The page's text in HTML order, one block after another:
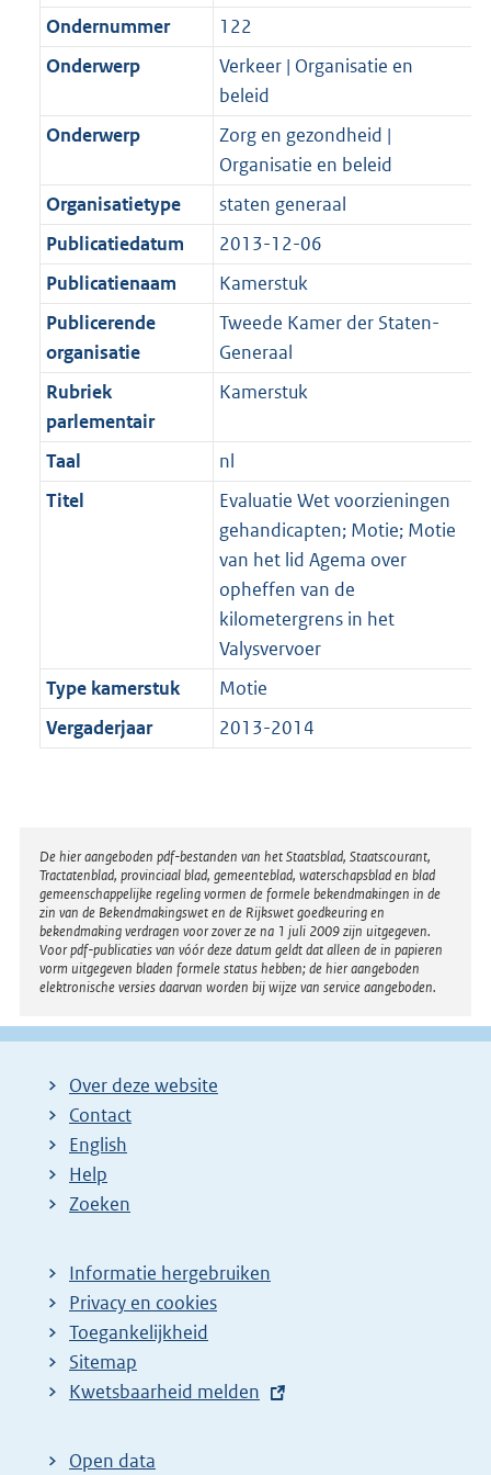
Ondernummer
122
Onderwerp
Verkeer | Organisatie en
beleid
Onderwerp
Zorg en gezondheid |
Organisatie en beleid
Organisatietype
staten generaal
Publicatiedatum
2013-12-06
Publicatienaam
Kamerstuk
Publicerende
organisatie
Tweede Kamer der Staten-
Generaal
Rubriek
parlementair
Kamerstuk
Taal
nl
Titel
Evaluatie Wet voorzieningen
gehandicapten; Motie; Motie
van het lid Agema over
opheffen van de
kilometergrens in het
Valysvervoer
Type kamerstuk
Motie
Vergaderjaar
2013-2014
Disclaimer
De hier aangeboden pdf-bestanden van het Staatsblad, Staatscourant,
Tractatenblad, provinciaal blad, gemeenteblad, waterschapsblad en blad
gemeenschappelijke regeling vormen de formele bekendmakingen in de
zin van de Bekendmakingswet en de Rijkswet goedkeuring en
bekendmaking verdragen voor zover ze na 1 juli 2009 zijn uitgegeven.
Voor pdf-publicaties van vóór deze datum geldt dat alleen de in papieren
vorm uitgegeven bladen formele status hebben; de hier aangeboden
elektronische versies daarvan worden bij wijze van service aangeboden.
Over deze website
Contact
English
Help
Zoeken
Informatie hergebruiken
Privacy en cookies
Toegankelijkheid
Sitemap
E
t
Kwetsbaarheid melden
Open data